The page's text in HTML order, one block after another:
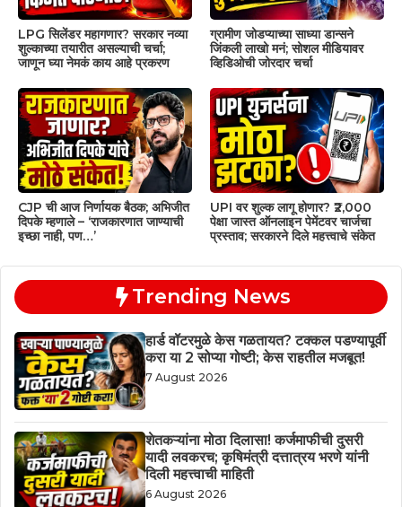
LPG सिलेंडर महागणार? सरकार नव्या
शुल्काच्या तयारीत असल्याची चर्चा;
जाणून घ्या नेमकं काय आहे प्रकरण
ग्रामीण जोडप्याच्या साध्या डान्सने
जिंकली लाखो मनं; सोशल मीडियावर
व्हिडिओची जोरदार चर्चा
CJP ची आज निर्णायक बैठक; अभिजीत
दिपके म्हणाले – ‘राजकारणात जाण्याची
इच्छा नाही, पण…’
UPI वर शुल्क लागू होणार? ₹2,000
पेक्षा जास्त ऑनलाइन पेमेंटवर चार्जचा
प्रस्ताव; सरकारने दिले महत्त्वाचे संकेत
Trending News
हार्ड वॉटरमुळे केस गळतायत? टक्कल पडण्यापूर्वी
करा या 2 सोप्या गोष्टी; केस राहतील मजबूत!
7 August 2026
शेतकऱ्यांना मोठा दिलासा! कर्जमाफीची दुसरी
यादी लवकरच; कृषिमंत्री दत्तात्रय भरणे यांनी
दिली महत्त्वाची माहिती
6 August 2026